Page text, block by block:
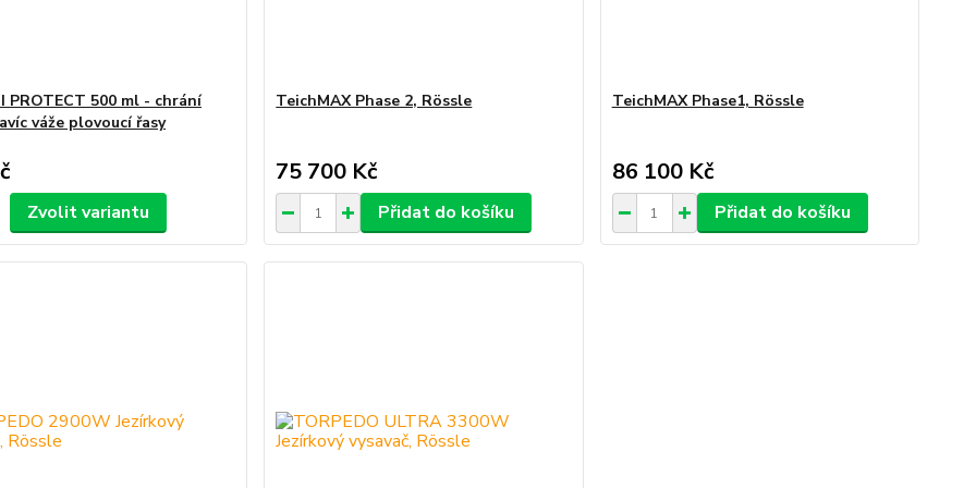
PROTECT 500 ml - chrání
váže plovoucí řasy
Zvolit variantu
TeichMAX Phase 2, Rössle
75 700 Kč
Přidat do košíku
TeichMAX Phase1, Rössle
86 100 Kč
Přidat do košíku